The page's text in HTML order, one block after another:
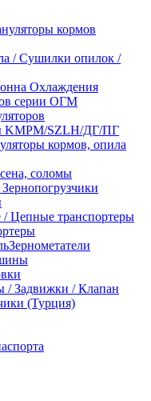
кормов
/ Сушилки опилок /
Охлаждения
серии ОГМ
KMPM/SZLH/ДГ/ПГ
кормов, опила
соломы
Цепные транспортеры
Зернометатели
/ Задвижки / Клапан
(Турция)